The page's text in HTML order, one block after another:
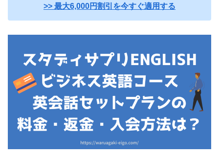
>> 最大6,000円割引を今すぐ適用する